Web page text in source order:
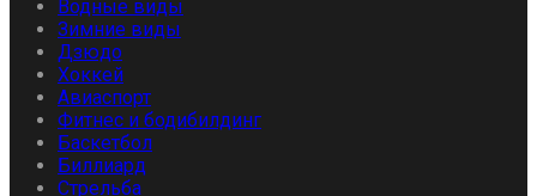
Водные виды
Зимние виды
Дзюдо
Хоккей
Авиаспорт
Фитнес и бодибилдинг
Баскетбол
Биллиард
Стрельба